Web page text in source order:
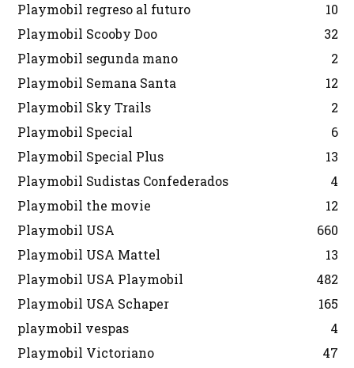
Playmobil regreso al futuro
10
Playmobil Scooby Doo
32
Playmobil segunda mano
2
Playmobil Semana Santa
12
Playmobil Sky Trails
2
Playmobil Special
6
Playmobil Special Plus
13
Playmobil Sudistas Confederados
4
Playmobil the movie
12
Playmobil USA
660
Playmobil USA Mattel
13
Playmobil USA Playmobil
482
Playmobil USA Schaper
165
playmobil vespas
4
Playmobil Victoriano
47